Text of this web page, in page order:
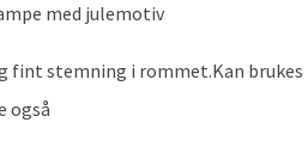
med julemotiv
fint stemning i rommet.Kan brukes
også